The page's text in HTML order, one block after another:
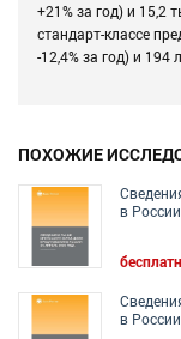
+21% за год) и 15,2
стандарт-классе
-12,4% за год) и 194
ПОХОЖИЕ
в
в